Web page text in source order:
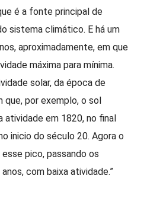
é a fonte principal de
sistema climático. E há um
aproximadamente, em que
máxima para mínima.
solar, da época de
que, por exemplo, o sol
atividade em 1820, no final
inicio do século 20. Agora o
pico, passando os
com baixa atividade.”